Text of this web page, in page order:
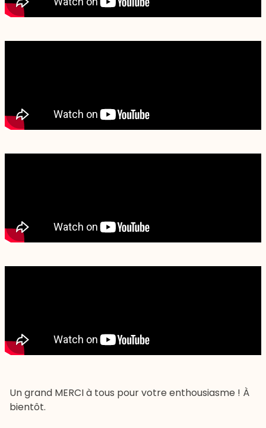
Un grand MERCI à tous pour votre enthousiasme ! À
bientôt.